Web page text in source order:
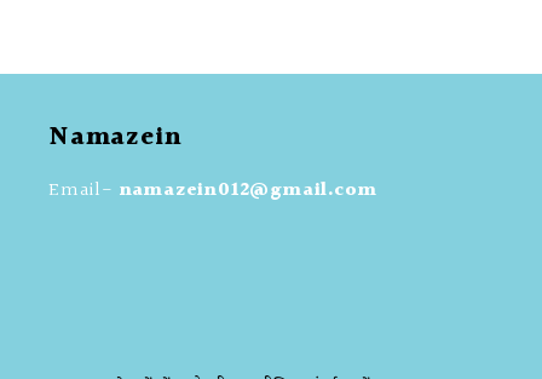
Namazein
Email- namazein012@gmail.com